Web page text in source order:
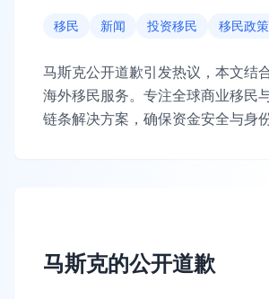
移民 新闻 投资移民 移民政策
马斯克公开道歉引发热议，本文结
海外移民服务。专注全球商业移民
链条解决方案，确保资金安全与身份
马斯克的公开道歉